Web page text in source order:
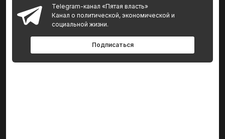
Telegram-канал «Пятая власть»
Канал о политической, экономической и
социальной жизни.
Подписаться